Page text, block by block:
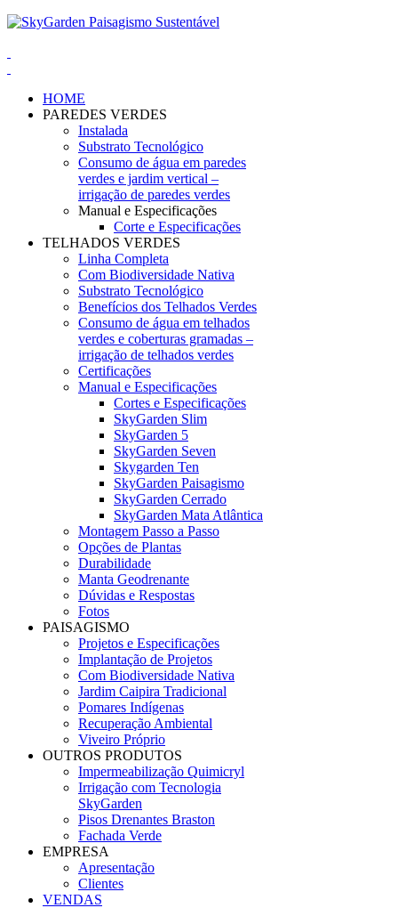
HOME
PAREDES VERDES
Instalada
Substrato Tecnológico
Consumo de água em paredes
verdes e jardim vertical –
irrigação de paredes verdes
Manual e Especificações
Corte e Especificações
TELHADOS VERDES
Linha Completa
Com Biodiversidade Nativa
Substrato Tecnológico
Benefícios dos Telhados Verdes
Consumo de água em telhados
verdes e coberturas gramadas –
irrigação de telhados verdes
Certificações
Manual e Especificações
Cortes e Especificações
SkyGarden Slim
SkyGarden 5
SkyGarden Seven
Skygarden Ten
SkyGarden Paisagismo
SkyGarden Cerrado
SkyGarden Mata Atlântica
Montagem Passo a Passo
Opções de Plantas
Durabilidade
Manta Geodrenante
Dúvidas e Respostas
Fotos
PAISAGISMO
Projetos e Especificações
Implantação de Projetos
Com Biodiversidade Nativa
Jardim Caipira Tradicional
Pomares Indígenas
Recuperação Ambiental
Viveiro Próprio
OUTROS PRODUTOS
Impermeabilização Quimicryl
Irrigação com Tecnologia
SkyGarden
Pisos Drenantes Braston
Fachada Verde
EMPRESA
Apresentação
Clientes
VENDAS